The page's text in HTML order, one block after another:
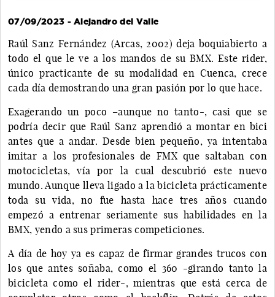
07/09/2023 - Alejandro del Valle
Raúl Sanz Fernández (Arcas, 2002) deja boquiabierto a
todo el que le ve a los mandos de su BMX. Este rider,
único practicante de su modalidad en Cuenca, crece
cada día demostrando una gran pasión por lo que hace.
Exagerando un poco –aunque no tanto-, casi que se
podría decir que Raúl Sanz aprendió a montar en bici
antes que a andar. Desde bien pequeño, ya intentaba
imitar a los profesionales de FMX que saltaban con
motocicletas, vía por la cual descubrió este nuevo
mundo. Aunque lleva ligado a la bicicleta prácticamente
toda su vida, no fue hasta hace tres años cuando
empezó a entrenar seriamente sus habilidades en la
BMX, yendo a sus primeras competiciones.
A día de hoy ya es capaz de firmar grandes trucos con
los que antes soñaba, como el 360 -girando tanto la
bicicleta como el rider-, mientras que está cerca de